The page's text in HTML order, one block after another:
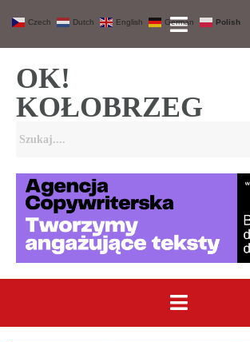
OK!
KOŁOBRZEG
Czech Dutch English German Polish